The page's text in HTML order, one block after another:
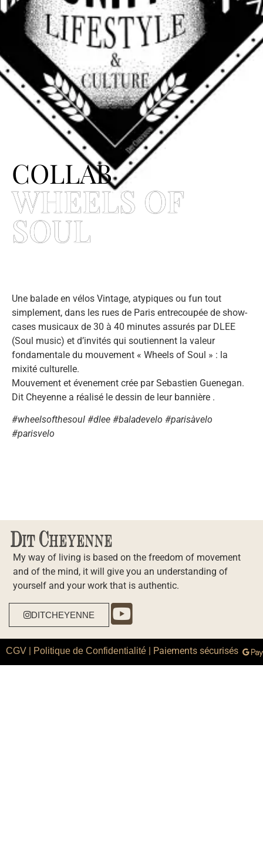
COLLAB
WHEELS OF
SOUL
Une balade en vélos Vintage, atypiques ou fun tout
simplement, dans les rues de Paris entrecoupée de show-
cases musicaux de 30 à 40 minutes assurés par DLEE
(Soul music) et d’invités qui soutiennent la valeur
fondamentale du mouvement « Wheels of Soul » : la
mixité culturelle.
Mouvement et évenement crée par Sebastien Guenegan.
Dit Cheyenne a réalisé le dessin de leur bannière .
#wheelsofthesoul #dlee #baladevelo #parisàvelo
#parisvelo
My way of living is based on the freedom of movement
and of the mind, it will give you an understanding of
yourself and your work that is authentic.
DITCHEYENNE
CGV Politique de Confidentialité | Paiements sécurisés